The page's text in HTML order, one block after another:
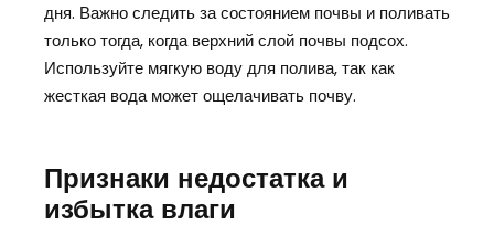
дня. Важно следить за состоянием почвы и поливать
только тогда, когда верхний слой почвы подсох.
Используйте мягкую воду для полива, так как
жесткая вода может ощелачивать почву.
Признаки недостатка и
избытка влаги